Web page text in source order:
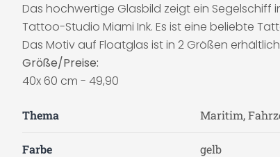
Das hochwertige Glasbild zeigt ein Segelschiff
Tattoo-Studio Miami Ink. Es ist eine beliebte
Das Motiv auf Floatglas ist in 2 Größen
Größe/Preise:
40x 60 cm - 49,90
Thema Maritim,
Farbe gelb